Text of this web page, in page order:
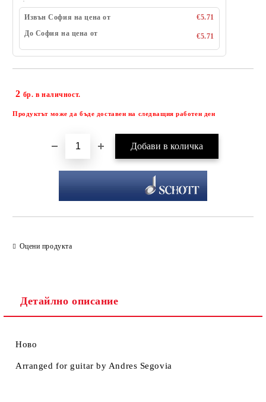
Извън София на цена от
€5.71
До София на цена от
€5.71
2 бр. в наличност.
Продуктът може да бъде доставен на следващия работен ден
Оцени продукта
Детайлно описание
Ново
Arranged for guitar by Andres Segovia